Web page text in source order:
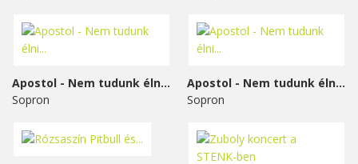
Apostol - Nem tudunk élni...
Sopron
Apostol - Nem tudunk élni...
Sopron